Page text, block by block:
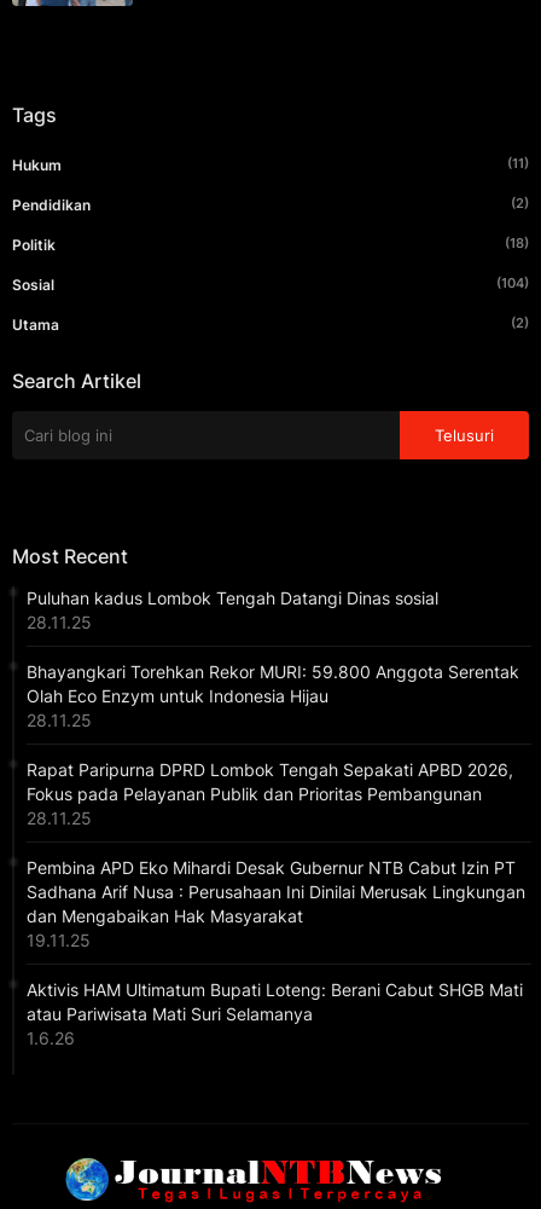
Tags
Hukum (11)
Pendidikan (2)
Politik (18)
Sosial (104)
Utama (2)
Search Artikel
Most Recent
Puluhan kadus Lombok Tengah Datangi Dinas sosial
28.11.25
Bhayangkari Torehkan Rekor MURI: 59.800 Anggota Serentak
Olah Eco Enzym untuk Indonesia Hijau
28.11.25
Rapat Paripurna DPRD Lombok Tengah Sepakati APBD 2026,
Fokus pada Pelayanan Publik dan Prioritas Pembangunan
28.11.25
Pembina APD Eko Mihardi Desak Gubernur NTB Cabut Izin PT
Sadhana Arif Nusa : Perusahaan Ini Dinilai Merusak Lingkungan
dan Mengabaikan Hak Masyarakat
19.11.25
Aktivis HAM Ultimatum Bupati Loteng: Berani Cabut SHGB Mati
atau Pariwisata Mati Suri Selamanya
1.6.26